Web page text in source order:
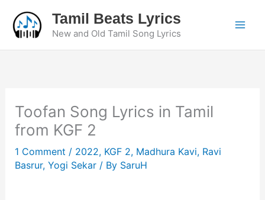
content
Tamil Beats Lyrics
New and Old Tamil Song Lyrics
Toofan Song Lyrics in Tamil
from KGF 2
1 Comment / 2022, KGF 2, Madhura Kavi, Ravi
Basrur, Yogi Sekar/ By SaruH